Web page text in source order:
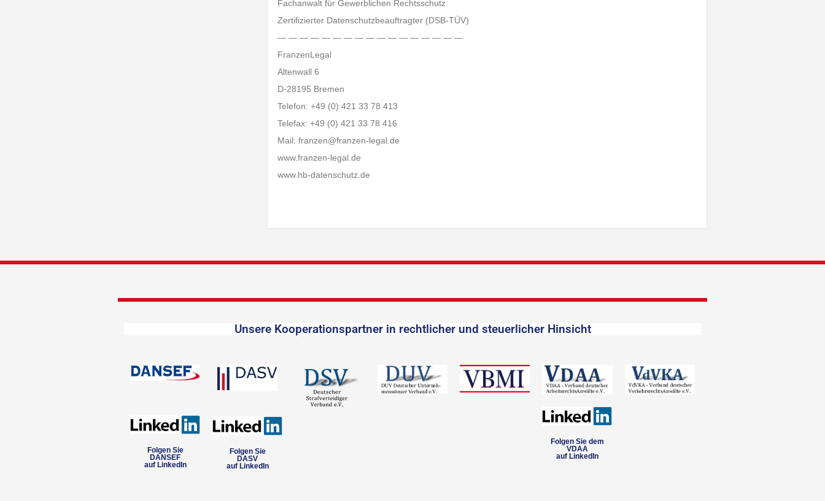
Fachanwalt für Gewerblichen Rechtsschutz
Zertifizierter Datenschutzbeauftragter (DSB-TÜV)
— — — — — — — — — — — — — — — — —
FranzenLegal
Altenwall 6
D-28195 Bremen
Telefon: +49 (0) 421 33 78 413
Telefax: +49 (0) 421 33 78 416
Mail: franzen@franzen-legal.de
www.franzen-legal.de
www.hb-datenschutz.de
Unsere Kooperationspartner in rechtlicher und steuerlicher Hinsicht
Folgen Sie
DANSEF
auf LinkedIn
Folgen Sie
DASV
auf LinkedIn
Folgen Sie dem
VDAA
auf LinkedIn